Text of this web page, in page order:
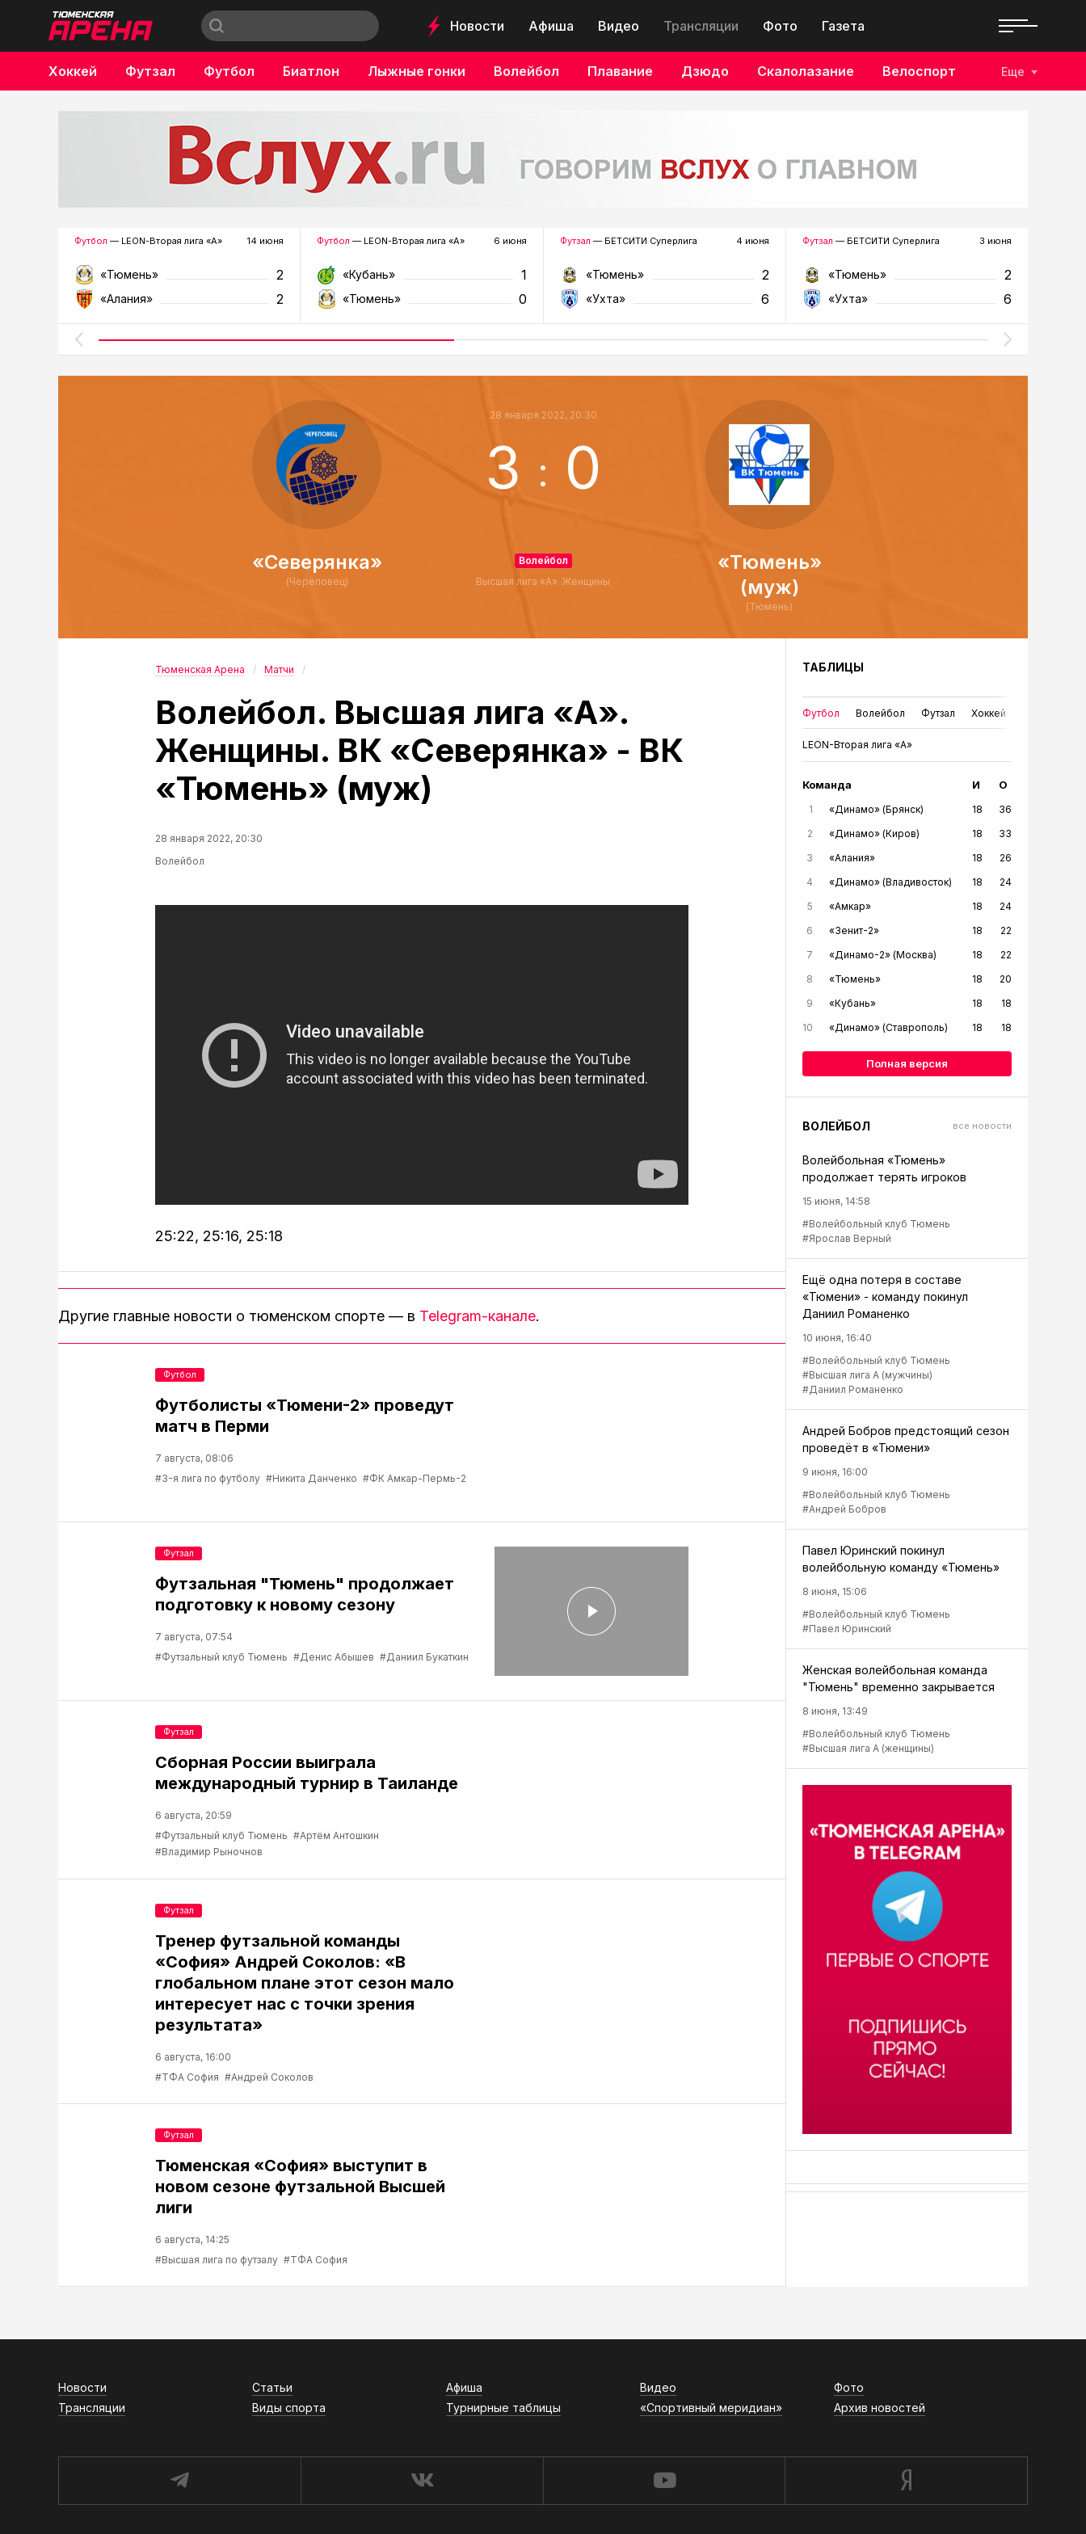
Новости Афиша Видео Трансляции Фото Газета
Хоккей Футзал Футбол Биатлон Лыжные гонки Волейбол Плавание Дзюдо Скалолазание Велоспорт
Бокс
Еще
Футбол — LEON-Вторая лига «А» 14 июня
«Тюмень» 2
«Алания» 2
Футбол — LEON-Вторая лига «А» 6 июня
«Кубань» 1
«Тюмень» 0
Футзал — БЕТСИТИ Суперлига 4 июня
«Тюмень» 2
«Ухта» 6
Футзал — БЕТСИТИ Суперлига 3 июня
«Тюмень» 2
«Ухта» 6
«Северянка»
(Череповец)
28 января 2022, 20:30
3 : 0
Волейбол
Высшая лига «А». Женщины
«Тюмень»
(муж)
(Тюмень)
Тюменская Арена Матчи
Волейбол. Высшая лига «А».
Женщины. ВК «Северянка» - ВК
«Тюмень» (муж)
28 января 2022, 20:30
Волейбол
25:22, 25:16, 25:18
Другие главные новости о тюменском спорте — в Telegram-канале.
Футболисты «Тюмени-2» проведут
матч в Перми
7 августа, 08:06
#3-я лига по футболу #Никита Данченко #ФК Амкар-Пермь-2
Футбол
Футзальная "Тюмень" продолжает
подготовку к новому сезону
7 августа, 07:54
#Футзальный клуб Тюмень #Денис Абышев #Даниил Букаткин
Футзал
Сборная России выиграла
международный турнир в Таиланде
6 августа, 20:59
#Футзальный клуб Тюмень #Артём Антошкин
#Владимир Рыночнов
Футзал
Тренер футзальной команды
«София» Андрей Соколов: «В
глобальном плане этот сезон мало
интересует нас с точки зрения
результата»
6 августа, 16:00
#ТФА София #Андрей Соколов
Футзал
Тюменская «София» выступит в
новом сезоне футзальной Высшей
лиги
6 августа, 14:25
#Высшая лига по футзалу #ТФА София
Футзал
ТАБЛИЦЫ
Футбол Волейбол Футзал Хоккей
LEON-Вторая лига «А»
Команда И О
1 «Динамо» (Брянск) 18
36
2
«Динамо» (Киров) 18
33
3
«Алания» 18
26
4
«Динамо» (Владивосток) 18
24
5
«Амкар» 18
24
6
«Зенит-2» 18
22
7
«Динамо-2» (Москва) 18
22
8
«Тюмень» 18
20
9
«Кубань» 18
18
10
«Динамо» (Ставрополь) 18 18
Полная версия
ВОЛЕЙБОЛ все новости
Волейбольная «Тюмень»
продолжает терять игроков
15 июня, 14:58
#Волейбольный клуб Тюмень
#Ярослав Верный
Ещё одна потеря в составе
«Тюмени» - команду покинул
Даниил Романенко
10 июня, 16:40
#Волейбольный клуб Тюмень
#Высшая лига А (мужчины)
#Даниил Романенко
Андрей Бобров предстоящий сезон
проведёт в «Тюмени»
9 июня, 16:00
#Волейбольный клуб Тюмень
#Андрей Бобров
Павел Юринский покинул
волейбольную команду «Тюмень»
8 июня, 15:06
#Волейбольный клуб Тюмень
#Павел Юринский
Женская волейбольная команда
"Тюмень" временно закрывается
8 июня, 13:49
#Волейбольный клуб Тюмень
#Высшая лига А (женщины)
Новости Статьи Афиша Видео
Фото
Трансляции
Виды спорта Турнирные таблицы «Спортивный меридиан» Архив новостей